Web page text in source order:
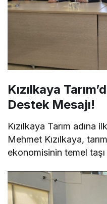
Kızılkaya
Destek Mesajı!
Kızılkaya Tarım adına
Mehmet Kızılkaya,
ekonomisinin temel